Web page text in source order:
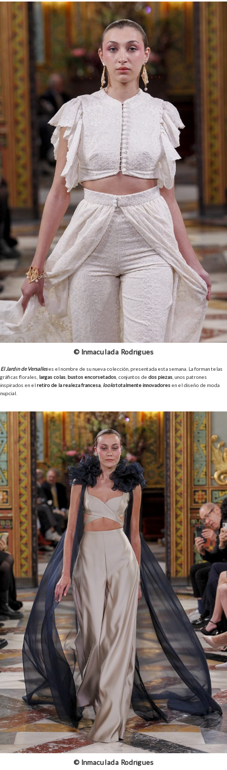
© Inmaculada Rodrígues
El Jardín de Versalleses el nombre de su nueva colección, presentada esta semana. La forman telas
gráficas florales, largas colas bustos encorsetados , conjuntos de dos piezas , unos patrones
inspirados en el retiro de la realeza francesa, lookstotalmente innovadores en el diseño de moda
nupcial.
© Inmaculada Rodrígues